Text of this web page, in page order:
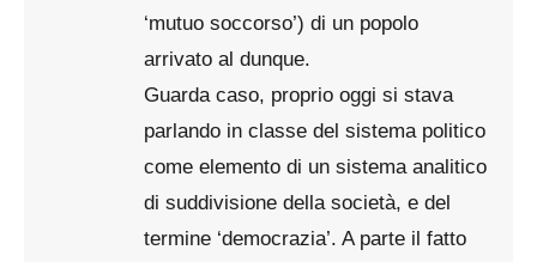
‘mutuo soccorso’) di un popolo
arrivato al dunque.
Guarda caso, proprio oggi si stava
parlando in classe del sistema politico
come elemento di un sistema analitico
di suddivisione della società, e del
termine ‘democrazia’. A parte il fatto